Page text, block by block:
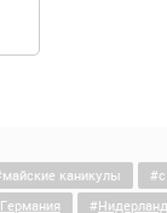
майские каникулы
Германия